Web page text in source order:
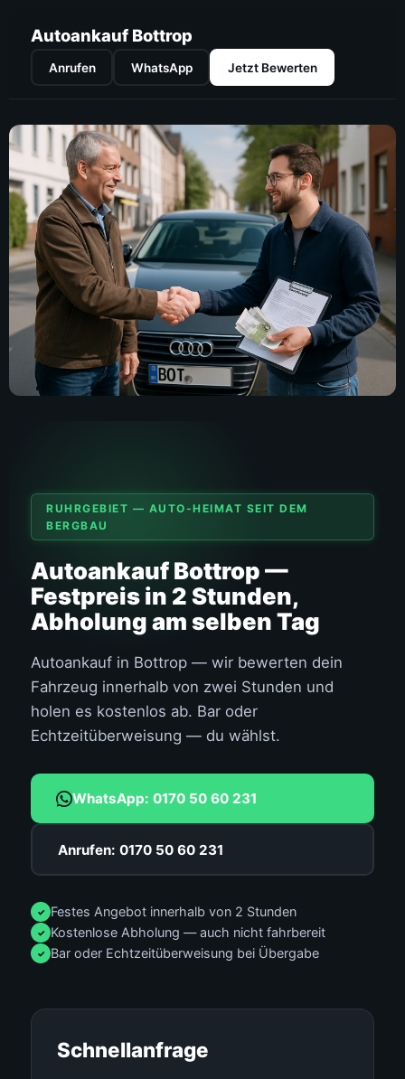
Autoankauf Bottrop
Anrufen WhatsApp Jetzt Bewerten
RUHRGEBIET — AUTO-HEIMAT SEIT DEM
BERGBAU
Autoankauf Bottrop —
Festpreis in 2 Stunden,
Abholung am selben Tag
Autoankauf in Bottrop — wir bewerten dein
Fahrzeug innerhalb von zwei Stunden und
holen es kostenlos ab. Bar oder
Echtzeitüberweisung — du wählst.
WhatsApp: 0170 50 60 231
Anrufen: 0170 50 60 231
✓ Festes Angebot innerhalb von 2 Stunden
✓ Kostenlose Abholung — auch nicht fahrbereit
✓ Bar oder Echtzeitüberweisung bei Übergabe
Schnellanfrage